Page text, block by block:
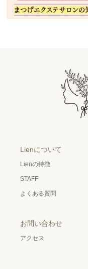
Lienについて
Lienの特徴
STAFF
よくある質問
お問い合わせ
アクセス